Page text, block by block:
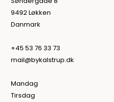
9492 Løkken
Danmark
+45 53 76 33 73
mail@bykalstrup.dk
Mandag
Tirsdag